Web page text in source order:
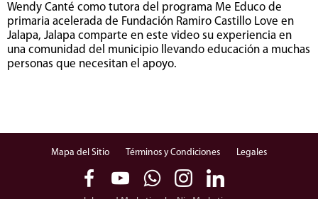
Wendy Canté como tutora del programa Me Educo de
primaria acelerada de Fundación Ramiro Castillo Love en
Jalapa, Jalapa comparte en este video su experiencia en
una comunidad del municipio llevando educación a muchas
personas que necesitan el apoyo.
Mapa del Sitio Términos y Condiciones Legales